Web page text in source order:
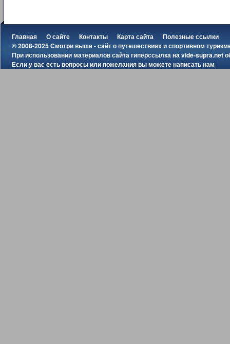
Главная О сайте Контакты Карта сайта
Полезные ссылки
© 2008-2025 Смотри выше - сайт о путешествиях и спортивном
При использовании материалов сайта гиперссылка наvide-supra.net
Если у вас есть вопросы или пожелания вы можетенаписать нам